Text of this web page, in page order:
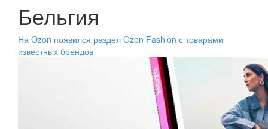
Бельгия
На Ozon появился раздел Ozon Fashion с товарами
известных брендов